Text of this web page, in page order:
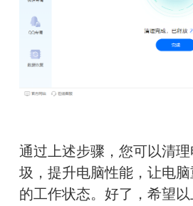
通过上述步骤，您可以清
圾，提升电脑性能，让电
的工作状态。好了，希望